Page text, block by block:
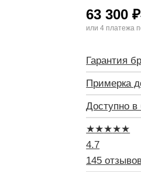
63 300₽
или 4 платежа
Гарантия
Примерка
Доступно в
★★★★★
4.7
145